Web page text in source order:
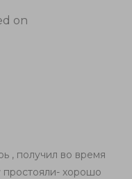
on
, получил во время
простояли- хорошо